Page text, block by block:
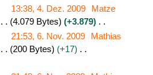
13:38, 4. Dez. 2009
Matze
4.079 Bytes
+3.879
21:53, 6. Nov. 2009
Mathias
200 Bytes
+17